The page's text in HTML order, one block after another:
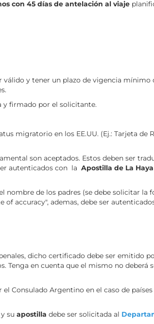
con 45 días de antelación al viaje
válido y tener un plazo de vigencia mínimo
firmado por el solicitante.
migratorio en los EE.UU. (Ej.: Tarjeta de
son aceptados. Estos deben ser
autenticados con la Apostilla de La Haya
nombre de los padres (se debe solicitar la
accuracy", ademas, debe ser
dicho certificado debe ser emitido
Tenga en cuenta que el mismo no deberá
el Consulado Argentino en el caso de
y su apostilla debe ser solicitada al